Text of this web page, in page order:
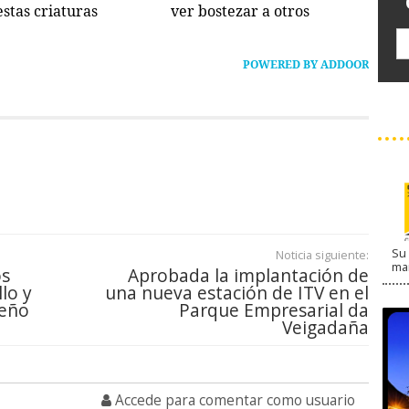
criaturas
ver bostezar a otros
POWERED BY ADDOOR
y
Noticia siguiente:
Aprobada la implantación de
una nueva estación de ITV en el
Parque Empresarial da
Veigadaña
Accede para comentar como usuario